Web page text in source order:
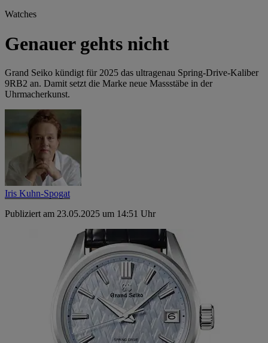
Watches
Genauer gehts nicht
Grand Seiko kündigt für 2025 das ultragenau Spring-Drive-Kaliber
9RB2 an. Damit setzt die Marke neue Massstäbe in der
Uhrmacherkunst.
Iris Kuhn-Spogat
Publiziert am 23.05.2025 um 14:51 Uhr